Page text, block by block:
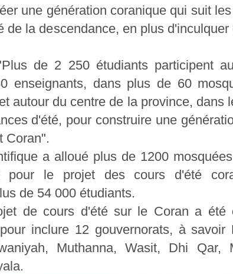
une génération coranique qui suit
de la descendance, en plus
de 2 250 étudiants participent
enseignants, dans plus de 60
autour du centre de la province, dans
d'été, pour construire une
Coran".
a alloué plus de 1200
pour le projet des cours d'été
de 54 000 étudiants.
de cours d'été sur le Coran a été
inclure 12 gouvernorats, à savoir
Muthanna, Wasit, Dhi Qar,